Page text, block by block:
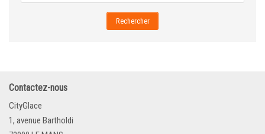
Rechercher
Contactez-nous
CityGlace
1, avenue Bartholdi